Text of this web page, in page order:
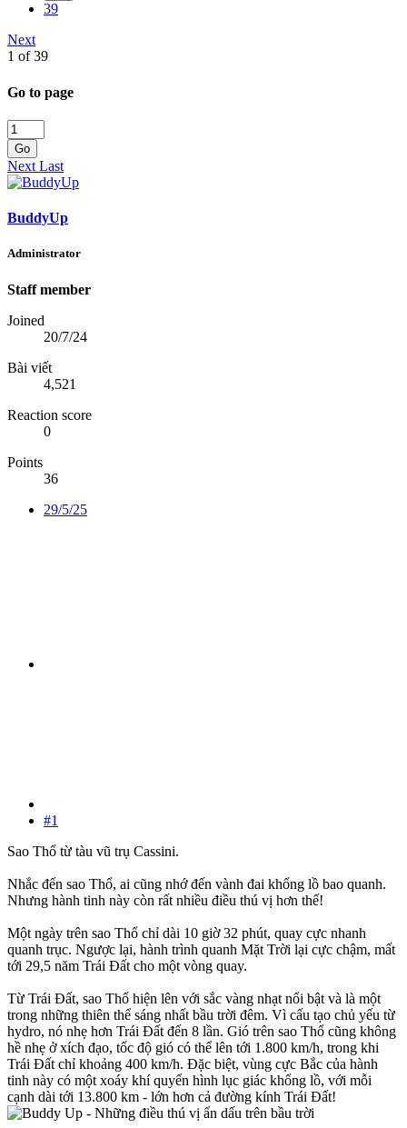
39
Next
1 of 39
Go to page
Go
Next Last
BuddyUp
Administrator
Staff member
Joined
20/7/24
Bài viết
4,521
Reaction score
0
Points
36
29/5/25
#1
Sao Thổ từ tàu vũ trụ Cassini.
Nhắc đến sao Thổ, ai cũng nhớ đến vành đai khổng lồ bao quanh.
Nhưng hành tinh này còn rất nhiều điều thú vị hơn thế!
Một ngày trên sao Thổ chỉ dài 10 giờ 32 phút, quay cực nhanh
quanh trục. Ngược lại, hành trình quanh Mặt Trời lại cực chậm, mất
tới 29,5 năm Trái Đất cho một vòng quay.
Từ Trái Đất, sao Thổ hiện lên với sắc vàng nhạt nổi bật và là một
trong những thiên thể sáng nhất bầu trời đêm. Vì cấu tạo chủ yếu từ
hydro, nó nhẹ hơn Trái Đất đến 8 lần. Gió trên sao Thổ cũng không
hề nhẹ ở xích đạo, tốc độ gió có thể lên tới 1.800 km/h, trong khi
Trái Đất chỉ khoảng 400 km/h. Đặc biệt, vùng cực Bắc của hành
tinh này có một xoáy khí quyển hình lục giác khổng lồ, với mỗi
cạnh dài tới 13.800 km - lớn hơn cả đường kính Trái Đất!